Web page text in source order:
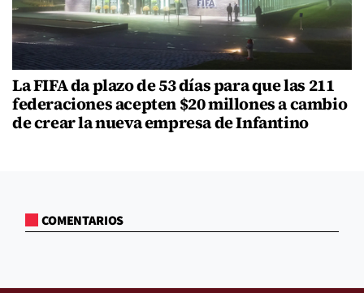
La FIFA da plazo de 53 días para que las 211
federaciones acepten $20 millones a cambio
de crear la nueva empresa de Infantino
COMENTARIOS